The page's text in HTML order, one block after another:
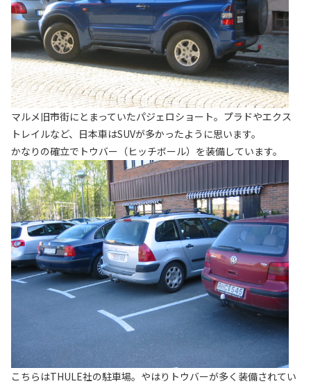
マルメ旧市街にとまっていたパジェロショート。プラドやエクス
トレイルなど、日本車はSUVが多かったように思います。
かなりの確立でトウバー（ヒッチボール）を装備しています。
こちらはTHULE社の駐車場。やはりトウバーが多く装備されてい